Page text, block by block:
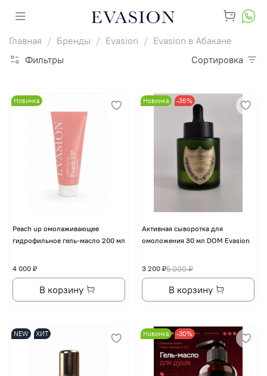
Главная Бренды Evasion
Evasion в Абакане
Фильтры
Сортировка
Новинка
Peach up омолаживающее
гидрофильное гель-масло 200 мл
4 000 ₽
В корзину
Новинка -36%
Активная сыворотка для
омоложения 30 мл DOM Evasion
5 000 ₽
3 200 ₽
В корзину
NEW ХИТ Новинка -30%